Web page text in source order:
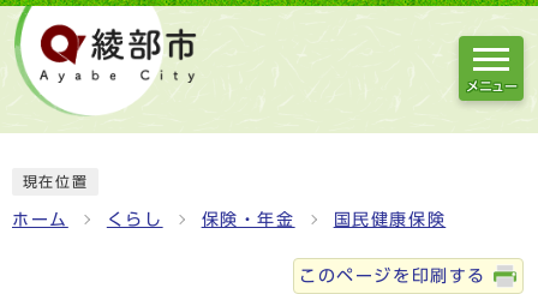
メニュー
現在位置
ホーム くらし 保険・年金 国民健康保険
このページを印刷する